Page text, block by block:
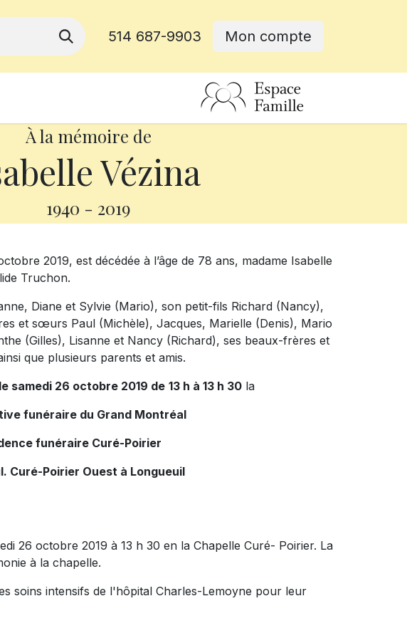
514 687-9903 Mon compte
À la mémoire de
Vézina
1940 - 2019
2019, est décédée à l’âge de 78 ans, madame Isabelle
Truchon.
Diane et Sylvie (Mario), son petit-fils Richard (Nancy),
et sœurs Paul (Michèle), Jacques, Marielle (Denis), Mario
(Gilles), Lisanne et Nancy (Richard), ses beaux-frères et
que plusieurs parents et amis.
le samedi 26 octobre 2019 de 13 h à 13 h 30 la
funéraire du Grand Montréal
funéraire Curé-Poirier
Curé-Poirier Ouest à Longueuil
26 octobre 2019 à 13 h 30 en la Chapelle Curé- Poirier. La
à la chapelle.
soins intensifs de l'hôpital Charles-Lemoyne pour leur